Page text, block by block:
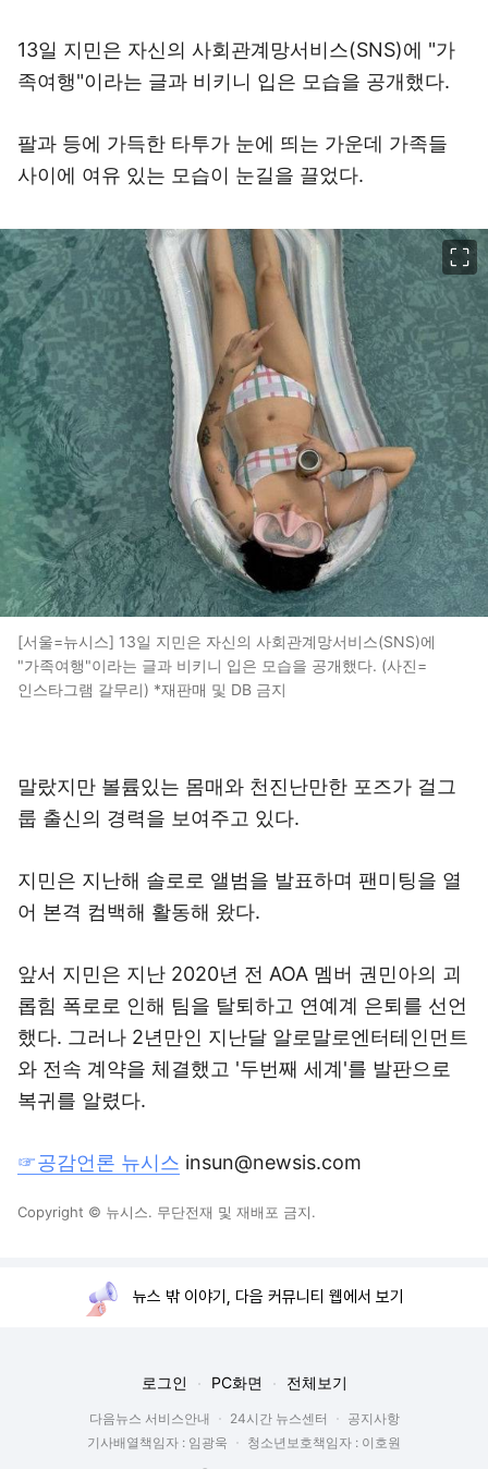
13일 지민은 자신의 사회관계망서비스(SNS)에 "가
족여행"이라는 글과 비키니 입은 모습을 공개했다.
팔과 등에 가득한 타투가 눈에 띄는 가운데 가족들
사이에 여유 있는 모습이 눈길을 끌었다.
[서울=뉴시스] 13일 지민은 자신의 사회관계망서비스(SNS)에
"가족여행"이라는 글과 비키니 입은 모습을 공개했다. (사진=
인스타그램 갈무리) *재판매 및 DB 금지
말랐지만 볼륨있는 몸매와 천진난만한 포즈가 걸그
룹 출신의 경력을 보여주고 있다.
지민은 지난해 솔로로 앨범을 발표하며 팬미팅을 열
어 본격 컴백해 활동해 왔다.
앞서 지민은 지난 2020년 전 AOA 멤버 권민아의 괴
롭힘 폭로로 인해 팀을 탈퇴하고 연예계 은퇴를 선언
했다. 그러나 2년만인 지난달 알로말로엔터테인먼트
와 전속 계약을 체결했고 '두번째 세계'를 발판으로
복귀를 알렸다.
☞공감언론 뉴시스 insun@newsis.com
Copyright © 뉴시스. 무단전재 및 재배포 금지.
뉴스 밖 이야기, 다음 커뮤니티 웹에서 보기
로그인 PC화면 전체보기
다음뉴스 서비스안내 24시간 뉴스센터
공지사항
기사배열책임자 : 임광욱
청소년보호책임자 : 이호원